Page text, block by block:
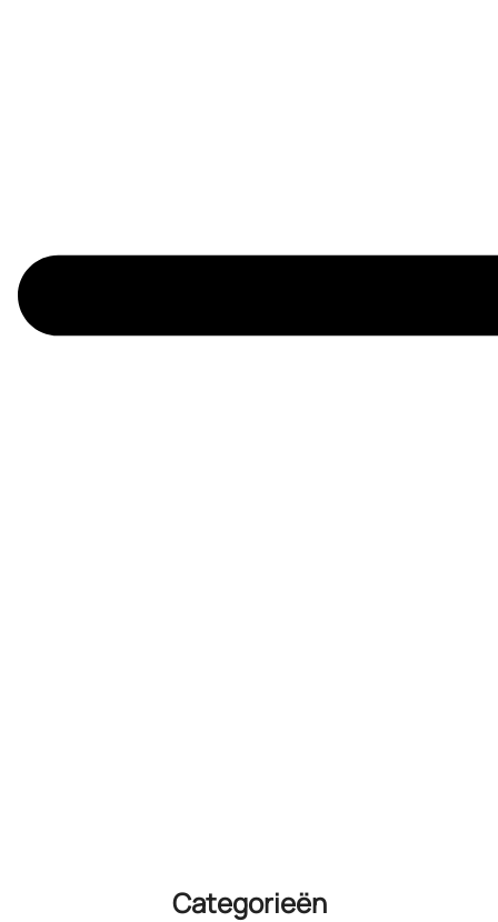
Categorieën